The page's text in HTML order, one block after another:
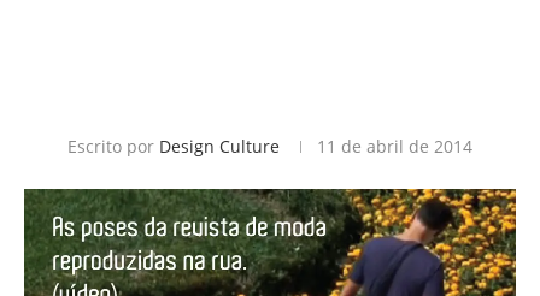
Escrito por Design Culture 11 de abril de 2014